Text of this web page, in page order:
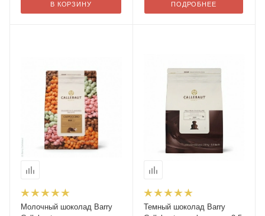
В КОРЗИНУ ПОДРОБНЕЕ
Молочный шоколад Barry
Темный шоколад Barry